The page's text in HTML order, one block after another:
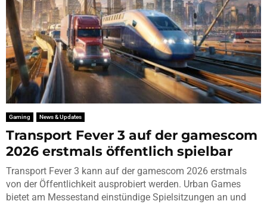
Gaming News & Updates
Transport Fever 3 auf der gamescom
2026 erstmals öffentlich spielbar
Transport Fever 3 kann auf der gamescom 2026 erstmals
von der Öffentlichkeit ausprobiert werden. Urban Games
bietet am Messestand einstündige Spielsitzungen an und